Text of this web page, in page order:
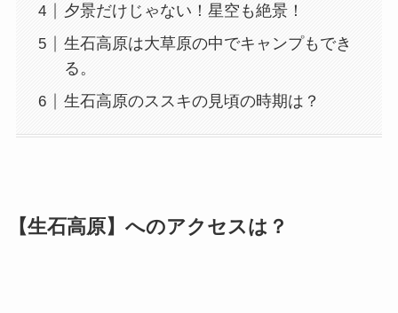
夕景だけじゃない！星空も絶景！
生石高原は大草原の中でキャンプもでき
る。
生石高原のススキの見頃の時期は？
【生石高原】へのアクセスは？